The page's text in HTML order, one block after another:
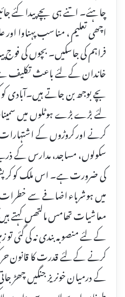
چاہئے۔ اتنے ہی بچے پیدا کئے
اچھی تعلیم ، مناسب پہناوا
فراہم کی جاسکیں۔ بچوں کی فوج
خاندان کے لئے باعث تکلیف
بچے بوجھ بن جاتے ہیں۔آبادی
لئے بڑے بڑے ہوٹلوں میں
کرنے اور کروڑوں کے
سکولوں، مساجد، مدارس کے
کی ضرورت ہے۔ اس ملک کو
میں ہوشرباء اضافے سے خطرات
معاشیات تھامس مالتھس کہتے
کے لئے منصوبہ بندی نہ کی گئی تو
کرنے کے لئے قدرت کا قانون
کے درمیان خونریز جنگیں چھڑ